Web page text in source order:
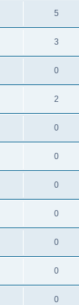
5
3
0
2
0
0
0
0
0
0
0